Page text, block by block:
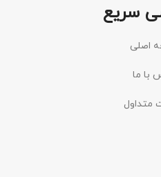
سریع
اصلی
با ما
متداول